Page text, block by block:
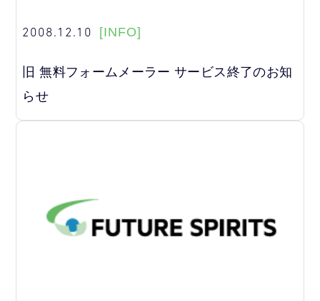
2008.12.10 [INFO]
旧 無料フォームメーラー サービス終了のお知
らせ